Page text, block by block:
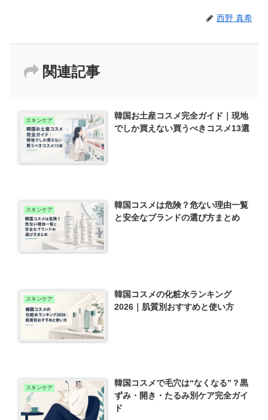
西野 真希
関連記事
スキンケア
韓国お土産コスメ完全ガイド｜現地
でしか買えない買うべきコスメ13選
スキンケア
韓国コスメは危険？危ない理由一覧
と安全なブランドの選び方まとめ
スキンケア
韓国コスメの化粧水ランキング
2026｜肌質別おすすめと使い方
スキンケア
韓国コスメで毛穴は“なくなる”？黒
ずみ・開き・たるみ別ケア完全ガイ
ド